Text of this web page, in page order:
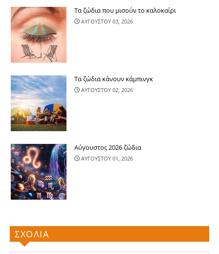
Τα ζώδια που μισούν το καλοκαίρι
ΑΥΓΟΥΣΤΟΥ 03, 2026
Τα ζώδια κάνουν κάμπινγκ
ΑΥΓΟΥΣΤΟΥ 02, 2026
Αύγουστος 2026 ζώδια
ΑΥΓΟΥΣΤΟΥ 01, 2026
ΣΧΟΛΙΑ